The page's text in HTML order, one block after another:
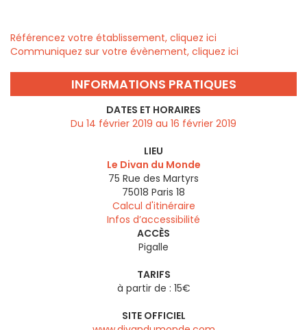
Référencez votre établissement, cliquez ici
Communiquez sur votre évènement, cliquez ici
INFORMATIONS PRATIQUES
DATES ET HORAIRES
Du 14 février 2019 au 16 février 2019
LIEU
Le Divan du Monde
75 Rue des Martyrs
75018 Paris 18
Calcul d'itinéraire
Infos d’accessibilité
ACCÈS
Pigalle
TARIFS
à partir de : 15€
SITE OFFICIEL